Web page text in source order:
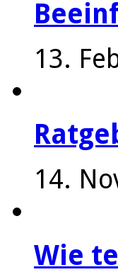
13.
14.
Wie